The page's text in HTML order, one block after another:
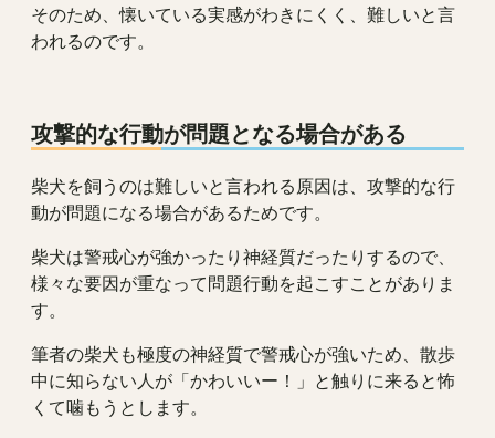
そのため、懐いている実感がわきにくく、難しいと言
われるのです。
攻撃的な行動が問題となる場合がある
柴犬を飼うのは難しいと言われる原因は、攻撃的な行
動が問題になる場合があるためです。
柴犬は警戒心が強かったり神経質だったりするので、
様々な要因が重なって問題行動を起こすことがありま
す。
筆者の柴犬も極度の神経質で警戒心が強いため、散歩
中に知らない人が「かわいいー！」と触りに来ると怖
くて噛もうとします。